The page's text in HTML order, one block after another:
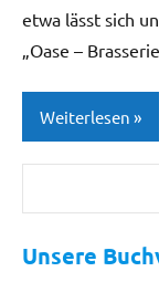
etwa lässt sich
„Oase –
Weiterlesen
Handwerk
Handel
Unsere